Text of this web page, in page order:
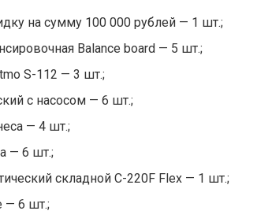
на сумму 100 000 рублей — 1 шт.;
Balance board — 5 шт.;
S-112 — 3 шт.;
с насосом — 6 шт.;
— 4 шт.;
— 6 шт.;
складной C-220F Flex — 1 шт.;
— 6 шт.;